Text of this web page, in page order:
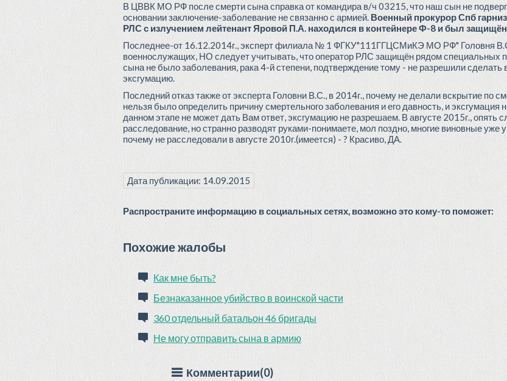
В ЦВВК МО РФ после смерти сына справка от командира в/ч 03215, что наш сын не
основании заключение-заболевание не связанно с армией. Военный прокурор Спб
РЛС с излучением лейтенант Яровой П.А. находился в контейнере Ф-8 и был защищён
Последнее-от 16.12.2014г., эксперт филиала № 1 ФГКУ"111ГГЦСМиКЭ МО РФ" Головня
военнослужащих, НО следует учитывать, что оператор РЛС защищён рядом специальных
сына не было заболевания, рака 4-й степени, подтверждение тому - не разрешили сделать
эксгумацию.
Последний отказ также от эксперта Головни В.С., в 2014г., почему не делали вскрытие по
нельзя было определить причину смертельного заболевания и его давность, и эксгумация
данном этапе не может дать Вам ответ, эксгумацию не разрешаем. В августе 2015г.,
расследование, но странно разводят руками-понимаете, мол поздно, многие виновные уже
почему не расследовали в августе 2010г.(имеется) - ? Красиво, ДА.
Дата публикации: 14.09.2015
Распространите информацию в социальных сетях, возможно это кому-то поможет:
Похожие жалобы
Как мне быть?
Безнаказанное убийство в воинской части
360 отдельный батальон 46 бригады
Не могу отправить сына в армию
Комментарии(0)